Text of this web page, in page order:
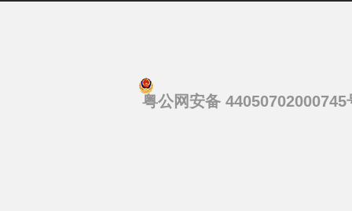
粤公网安备 44050702000745